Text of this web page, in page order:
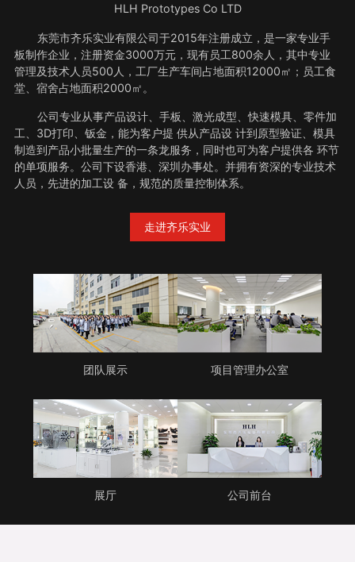
HLH Prototypes Co LTD
东莞市齐乐实业有限公司于2015年注册成立，是一家专业手
板制作企业，注册资金3000万元，现有员工800余人，其中专业
管理及技术人员500人，工厂生产车间占地面积12000㎡；员工食
堂、宿舍占地面积2000㎡。
公司专业从事产品设计、手板、激光成型、快速模具、零件加
工、3D打印、钣金，能为客户提 供从产品设 计到原型验证、模具
制造到产品小批量生产的一条龙服务，同时也可为客户提供各 环节
的单项服务。公司下设香港、深圳办事处。并拥有资深的专业技术
人员，先进的加工设 备，规范的质量控制体系。
走进齐乐实业
团队展示 项目管理办公室
展厅 公司前台